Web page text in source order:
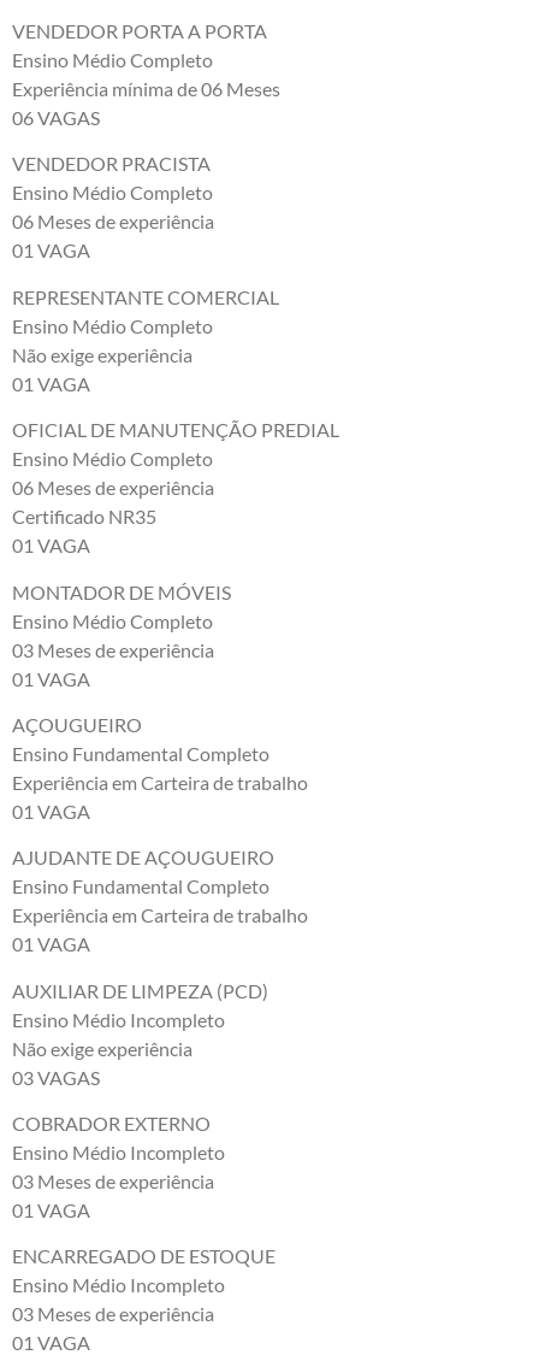
VENDEDOR PORTA A PORTA
Ensino Médio Completo
Experiência mínima de 06 Meses
06 VAGAS
VENDEDOR PRACISTA
Ensino Médio Completo
06 Meses de experiência
01 VAGA
REPRESENTANTE COMERCIAL
Ensino Médio Completo
Não exige experiência
01 VAGA
OFICIAL DE MANUTENÇÃO PREDIAL
Ensino Médio Completo
06 Meses de experiência
Certificado NR35
01 VAGA
MONTADOR DE MÓVEIS
Ensino Médio Completo
03 Meses de experiência
01 VAGA
AÇOUGUEIRO
Ensino Fundamental Completo
Experiência em Carteira de trabalho
01 VAGA
AJUDANTE DE AÇOUGUEIRO
Ensino Fundamental Completo
Experiência em Carteira de trabalho
01 VAGA
AUXILIAR DE LIMPEZA (PCD)
Ensino Médio Incompleto
Não exige experiência
03 VAGAS
COBRADOR EXTERNO
Ensino Médio Incompleto
03 Meses de experiência
01 VAGA
ENCARREGADO DE ESTOQUE
Ensino Médio Incompleto
03 Meses de experiência
01 VAGA